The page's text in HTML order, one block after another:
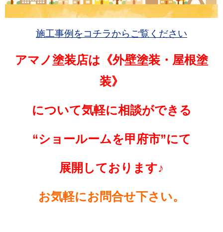
施工事例をコチラからご覧ください
アマノ塗装店は《外壁塗装・屋根塗
装》
について気軽に相談ができる
“ショールームを甲府市”にて
展開しております♪
お気軽にお問合せ下さい。